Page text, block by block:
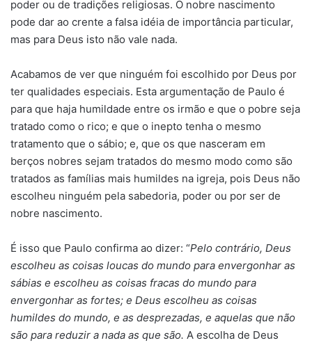
poder ou de tradições religiosas. O nobre nascimento
pode dar ao crente a falsa idéia de importância particular,
mas para Deus isto não vale nada.
Acabamos de ver que ninguém foi escolhido por Deus por
ter qualidades especiais. Esta argumentação de Paulo é
para que haja humildade entre os irmão e que o pobre seja
tratado como o rico; e que o inepto tenha o mesmo
tratamento que o sábio; e, que os que nasceram em
berços nobres sejam tratados do mesmo modo como são
tratados as famílias mais humildes na igreja, pois Deus não
escolheu ninguém pela sabedoria, poder ou por ser de
nobre nascimento.
É isso que Paulo confirma ao dizer: “Pelo contrário, Deus
escolheu as coisas loucas do mundo para envergonhar as
sábias e escolheu as coisas fracas do mundo para
envergonhar as fortes; e Deus escolheu as coisas
humildes do mundo, e as desprezadas, e aquelas que não
são para reduzir a nada as que são. A escolha de Deus